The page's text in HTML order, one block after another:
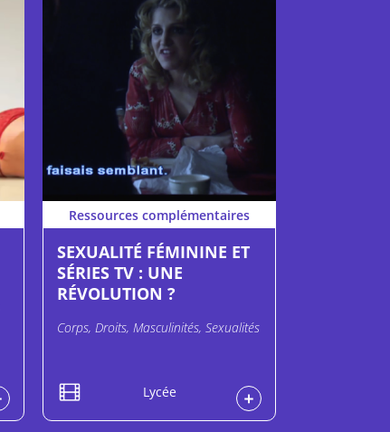
Ressources complémentaires
SEXUALITÉ FÉMININE ET
SÉRIES TV : UNE
RÉVOLUTION ?
Corps, Droits, Masculinités, Sexualités
Lycée